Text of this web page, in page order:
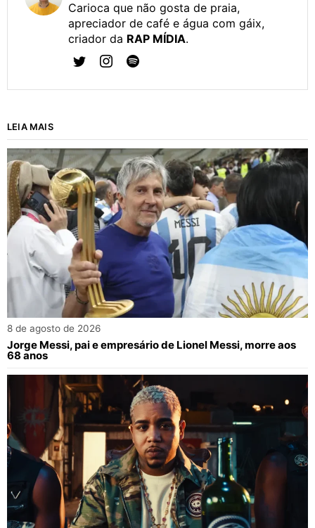
Carioca que não gosta de praia,
apreciador de café e água com gáix,
criador da RAP MÍDIA.
LEIA MAIS
8 de agosto de 2026
Jorge Messi, pai e empresário de Lionel Messi, morre aos
68 anos